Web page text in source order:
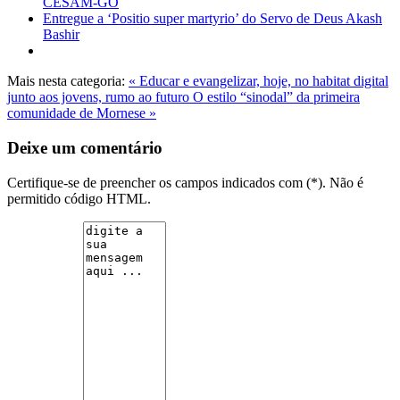
Entregue a ‘Positio super martyrio’ do Servo de Deus Akash
Bashir
Mais nesta categoria: « Educar e evangelizar, hoje, no habitat digital
junto aos jovens, rumo ao futuro O estilo “sinodal” da primeira
comunidade de Mornese »
Deixe um comentário
Certifique-se de preencher os campos indicados com (*). Não é
permitido código HTML.